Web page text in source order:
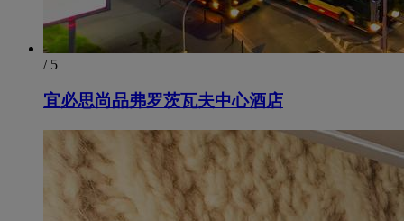
/ 5
宜必思尚品弗罗茨瓦夫中心酒店